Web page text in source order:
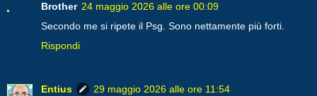
Brother 24 maggio 2026 alle ore 00:09
Secondo me si ripete il Psg. Sono nettamente più forti.
Rispondi
Entius
29 maggio 2026 alle ore 11:54